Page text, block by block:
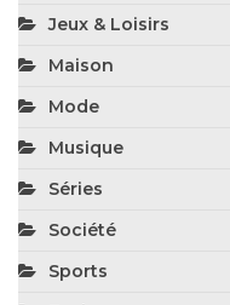
Jeux & Loisirs
Maison
Mode
Musique
Séries
Société
Sports